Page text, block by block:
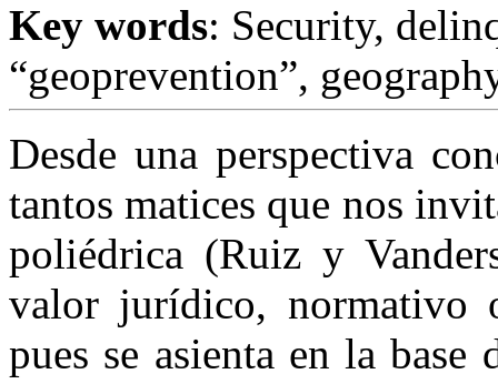
Key words: Security,
“geoprevention”,
Desde una perspectiva
tantos matices que nos
poliédrica (Ruiz y
valor jurídico, normativo
pues se asienta en la base